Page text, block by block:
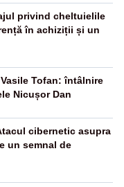
privind cheltuielile
în achiziții și un
Tofan: întâlnire
Nicușor Dan
cibernetic asupra
un semnal de